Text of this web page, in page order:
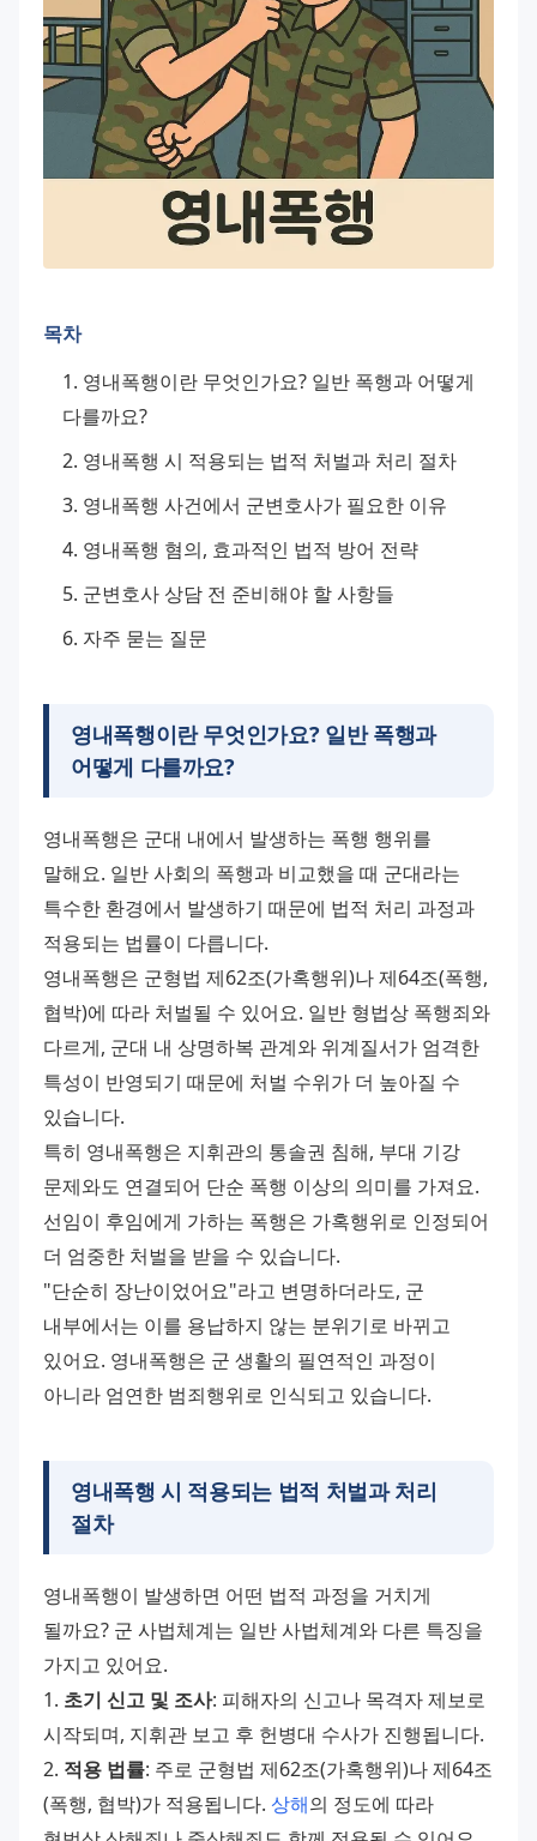
목차
영내폭행이란 무엇인가요? 일반 폭행과 어떻게
다를까요?
영내폭행 시 적용되는 법적 처벌과 처리 절차
영내폭행 사건에서 군변호사가 필요한 이유
영내폭행 혐의, 효과적인 법적 방어 전략
군변호사 상담 전 준비해야 할 사항들
자주 묻는 질문
영내폭행이란 무엇인가요? 일반 폭행과
어떻게 다를까요?
영내폭행은 군대 내에서 발생하는 폭행 행위를
말해요. 일반 사회의 폭행과 비교했을 때 군대라는
특수한 환경에서 발생하기 때문에 법적 처리 과정과
적용되는 법률이 다릅니다.
영내폭행은 군형법 제62조(가혹행위)나 제64조(폭행,
협박)에 따라 처벌될 수 있어요. 일반 형법상 폭행죄와
다르게, 군대 내 상명하복 관계와 위계질서가 엄격한
특성이 반영되기 때문에 처벌 수위가 더 높아질 수
있습니다.
특히 영내폭행은 지휘관의 통솔권 침해, 부대 기강
문제와도 연결되어 단순 폭행 이상의 의미를 가져요.
선임이 후임에게 가하는 폭행은 가혹행위로 인정되어
더 엄중한 처벌을 받을 수 있습니다.
"단순히 장난이었어요"라고 변명하더라도, 군
내부에서는 이를 용납하지 않는 분위기로 바뀌고
있어요. 영내폭행은 군 생활의 필연적인 과정이
아니라 엄연한 범죄행위로 인식되고 있습니다.
영내폭행 시 적용되는 법적 처벌과 처리
절차
영내폭행이 발생하면 어떤 법적 과정을 거치게
될까요? 군 사법체계는 일반 사법체계와 다른 특징을
가지고 있어요.
1. 초기 신고 및 조사: 피해자의 신고나 목격자 제보로
시작되며, 지휘관 보고 후 헌병대 수사가 진행됩니다.
2. 적용 법률: 주로 군형법 제62조(가혹행위)나 제64조
(폭행, 협박)가 적용됩니다. 상해의 정도에 따라